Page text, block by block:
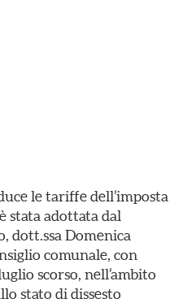
le tariffe dell’imposta
stata adottata dal
dott.ssa Domenica
comunale, con
scorso, nell’ambito
stato di dissesto